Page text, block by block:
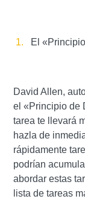
El
David Allen,
el «Principio de
tarea te llevará
hazla de
rápidamente
podrían
abordar estas
lista de tareas